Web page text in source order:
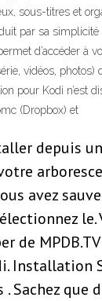
sous-titres et
par sa simplicité
d’accéder à
vidéos, photos)
pour Kodi n’est
(Dropbox) et
depuis
avez
le.
de
Installation
Sachez que